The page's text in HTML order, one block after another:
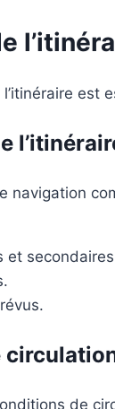
est
navigation
et
de